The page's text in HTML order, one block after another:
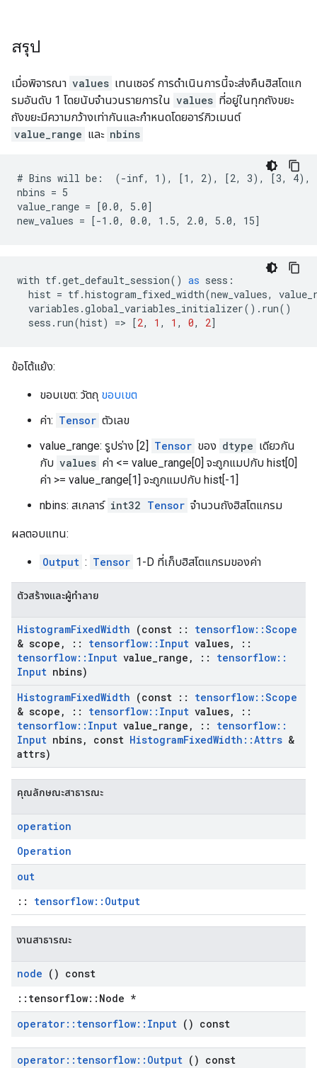
สรุป
เมื่อพิจารณา values เทนเซอร์ การดำเนินการนี้จะส่งคืนฮิสโตแก
รมอันดับ 1 โดยนับจำนวนรายการใน values ที่อยู่ในทุกถังขยะ
ถังขยะมีความกว้างเท่ากันและกำหนดโดยอาร์กิวเมนต์
value_range และ nbins
# Bins will be:  (-inf, 1), [1, 2), [2, 3), [3, 4),
nbins = 5
value_range = [0.0, 5.0]
new_values = [-1.0, 0.0, 1.5, 2.0, 5.0, 15]
with tf.get_default_session() as sess :
hist = tf.histogram_fixed_width(new_values,
variables .global_variables_initializer() . run()
sess . run(hist) => [2, 1 , 1 , 0, 2]
ข้อโต้แย้ง:
ขอบเขต: วัตถุ ขอบเขต
ค่า: Tensor ตัวเลข
value_range: รูปร่าง [2] Tensor ของ dtype เดียวกัน
กับ values ค่า <= value_range[0] จะถูกแมปกับ hist[0]
ค่า >= value_range[1] จะถูกแมปกับ hist[-1]
nbins: สเกลาร์ int32 Tensor จำนวนถังฮิสโตแกรม
ผลตอบแทน:
Output : Tensor 1-D ที่เก็บฮิสโตแกรมของค่า
ตัวสร้างและผู้ทำลาย
HistogramFixedWidth (const :: tensorflow::Scope
& scope , :: tensorflow:: Input values,
::
tensorflow:: Input value range , :: tensorflow::
Input nbins)
HistogramFixedWidth (const :: tensorflow::Scope
& scope , :: tensorflow:: Input values,
::
tensorflow:: Input value range , :: tensorflow::
Input nbins, const HistogramFixedWidth ::Attrs &
attrs)
คุณลักษณะสาธารณะ
operation
Operation
out
:: tensorflow::Output
งานสาธารณะ
node () const
::tensorflow::Node *
operator:: tensorflow:: Input () const
operator:: tensorflow:: Output () const